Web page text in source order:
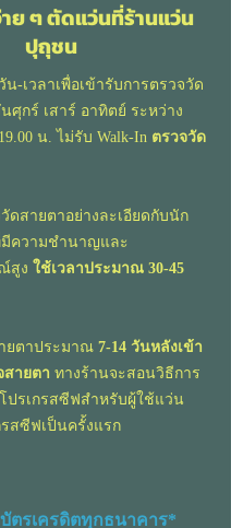
ย ๆ ตัดแว่นที่ร้านแว่น
ปุถุชน
-เวลาเพื่อเข้ารับการตรวจวัด
ศุกร์ เสาร์ อาทิตย์ ระหว่าง
น. ไม่รับ Walk-In ตรวจวัด
ดสายตาอย่างละเอียดกับนัก
ความชำนาญและ
สูง ใช้เวลาประมาณ 30-45
ยตาประมาณ 7-14 วันหลังเข้า
สายตา ทางร้านจะสอนวิธีการ
ปรเกรสซีฟสำหรับผู้ใช้แว่น
รสซีฟเป็นครั้งแรก
ตรเครดิตทุกธนาคาร*